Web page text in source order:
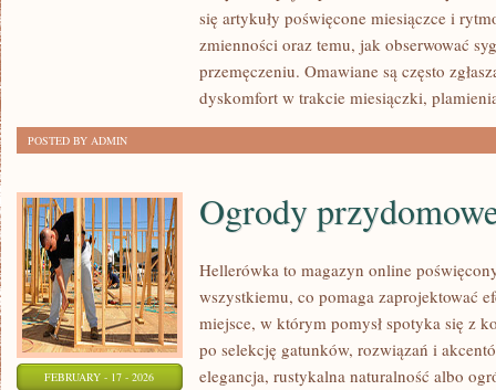
się artykuły poświęcone miesiączce i
zmienności oraz temu, jak obserwować
przemęczeniu. Omawiane są często
dyskomfort w trakcie miesiączki,
POSTED BY ADMIN
FEBRUARY - 17 - 2026
Ogrody
Hellerówka to magazyn online
wszystkiemu, co pomaga zaprojektować
miejsce, w którym pomysł spotyka się z
po selekcję gatunków, rozwiązań i
elegancja, rustykalna naturalność albo